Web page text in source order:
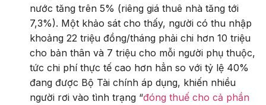
nước tăng trên 5% (riêng giá thuê nhà tăng tới
7,3%). Một khảo sát cho thấy, người có thu nhập
khoảng 22 triệu đồng/tháng phải chi hơn 10 triệu
cho bản thân và 7 triệu cho mỗi người phụ thuộc,
tức chi phí thực tế cao hơn hẳn so với tỷ lệ 40%
đang được Bộ Tài chính áp dụng, khiến nhiều
người rơi vào tình trạng “đóng thuế cho cả phần